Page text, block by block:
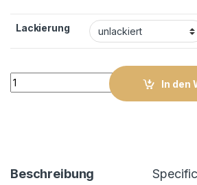
Lackierung
Heckteil D1 "RACE 1" quantity
In den
Beschreibung